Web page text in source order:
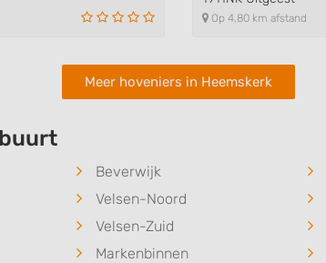
Op 4,80 km afstand
Meer hoveniers in Heemskerk
Beverwijk
Velsen-Noord
Velsen-Zuid
Markenbinnen